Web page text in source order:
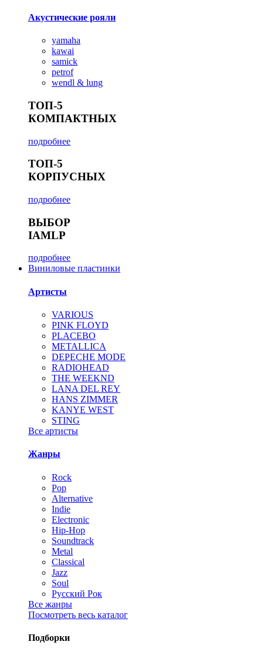
Акустические рояли
yamaha
kawai
samick
petrof
wendl & lung
ТОП-5
КОМПАКТНЫХ
подробнее
ТОП-5
КОРПУСНЫХ
подробнее
ВЫБОР
IAMLP
подробнее
Виниловые пластинки
Артисты
VARIOUS
PINK FLOYD
PLACEBO
METALLICA
DEPECHE MODE
RADIOHEAD
THE WEEKND
LANA DEL REY
HANS ZIMMER
KANYE WEST
STING
Все артисты
Жанры
Rock
Pop
Alternative
Indie
Electronic
Hip-Hop
Soundtrack
Metal
Classical
Jazz
Soul
Русский Рок
Все жанры
Посмотреть весь каталог
Подборки